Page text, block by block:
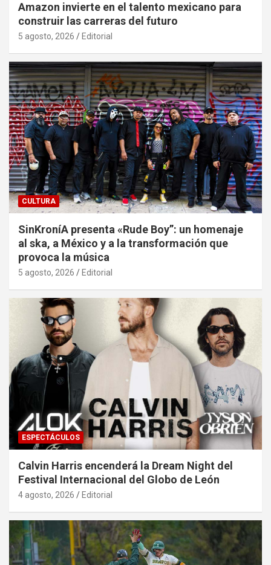
Amazon invierte en el talento mexicano para
construir las carreras del futuro
5 agosto, 2026 Editorial
CULTURA
SinKroníA presenta «Rude Boy”: un homenaje
al ska, a México y a la transformación que
provoca la música
5 agosto, 2026 Editorial
ESPECTÁCULOS
Calvin Harris encenderá la Dream Night del
Festival Internacional del Globo de León
4 agosto, 2026 Editorial